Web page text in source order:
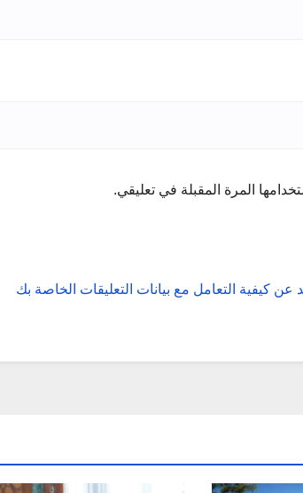
المرة المقبلة في تعليقي.
عن كيفية التعامل مع بيانات التعليقات الخاصة بك